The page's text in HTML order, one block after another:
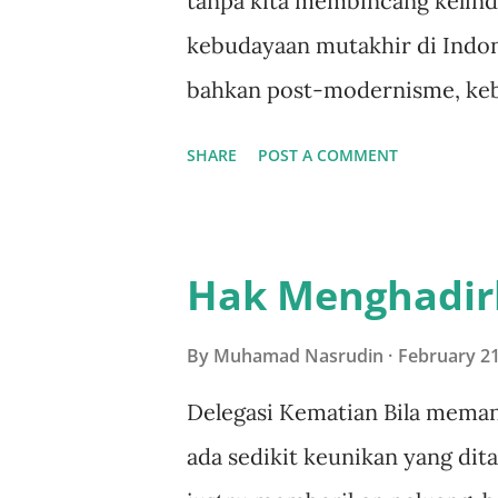
kebudayaan mutakhir di
bahkan post-modernisme,
bahwa budaya tersebut
dikonsumsi secara massal
dibutuhkan media yang
kepada konsumen. Sehingga,
objek media massa dalam
SHARE POST A COMMENT
Hak
By Muhamad Nasrudin February
Delegasi Kematian Bila
ada sedikit keunikan yang